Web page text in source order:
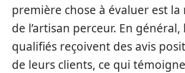
première chose à évaluer est
de l’artisan perceur. En
qualifiés reçoivent des avis
de leurs clients, ce qui